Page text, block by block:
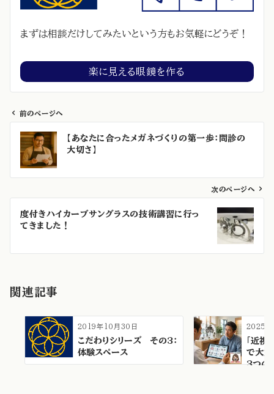
まずは相談だけしてみたいという方もお気軽にどうぞ！
楽に見える眼鏡を作る
前のページへ
【あなたに合ったメガネづくりの第一歩：問診の
大切さ】
次のページへ
度付きハイカーブサングラスの技術講習に行っ
てきました！
関連記事
2019年10月30日
こだわりシリーズ その3：
体験スペース
2025年
「近視
で大丈
3つの